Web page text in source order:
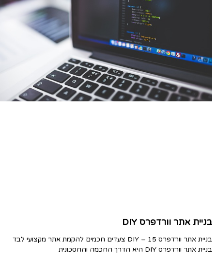
בניית אתר וורדפרס DIY
בניית אתר וורדפרס DIY – 15 צעדים חכמים להקמת אתר מקצועי לבד
בניית אתר וורדפרס DIY היא הדרך החכמה והחסכונית